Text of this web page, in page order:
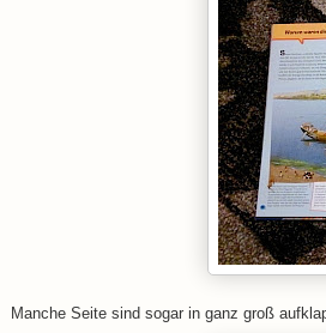
Manche Seite sind sogar in ganz groß